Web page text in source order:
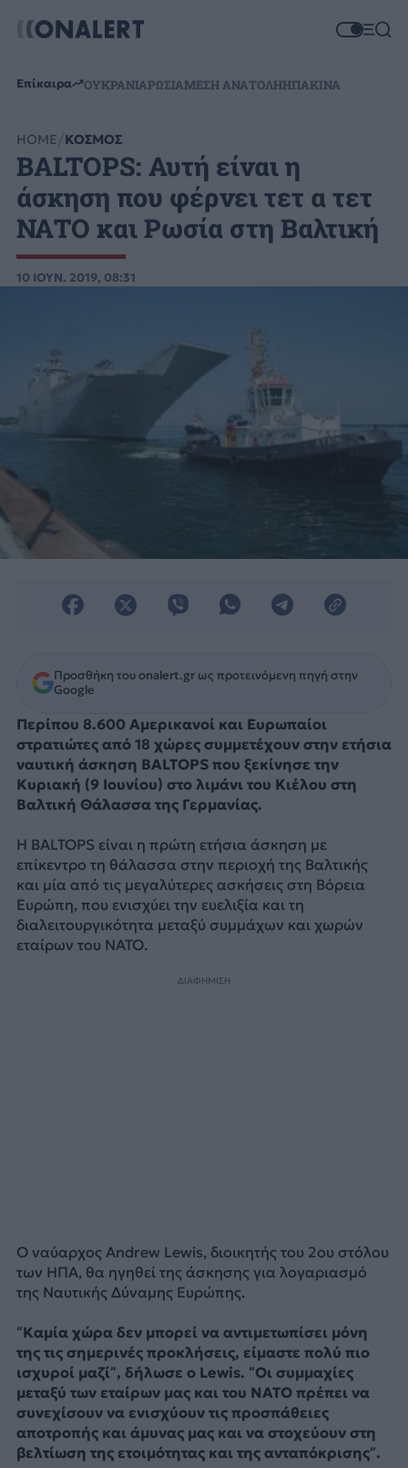
Επίκαιρα ΟΥΚΡΑΝΙΑΡΩΣΙΑΜΕΣΗ ΑΝΑΤΟΛΗΗΠΑΚΙΝΑ
HOME ΚΟΣΜΟΣ
BALTOPS: Αυτή είναι η
άσκηση που φέρνει τετ α τετ
ΝΑΤΟ και Ρωσία στη Βαλτική
10 ΙΟΥΝ. 2019, 08:31
Προσθήκη του onalert.gr ως προτεινόμενη πηγή στην
Google
Περίπου 8.600 Αμερικανοί και Ευρωπαίοι
στρατιώτες από 18 χώρες συμμετέχουν στην ετήσια
ναυτική άσκηση BALTOPS που ξεκίνησε την
Κυριακή (9 Ιουνίου) στο λιμάνι του Κιέλου στη
Βαλτική Θάλασσα της Γερμανίας.
Η BALTOPS είναι η πρώτη ετήσια άσκηση με
επίκεντρο τη θάλασσα στην περιοχή της Βαλτικής
και μία από τις μεγαλύτερες ασκήσεις στη Βόρεια
Ευρώπη, που ενισχύει την ευελιξία και τη
διαλειτουργικότητα μεταξύ συμμάχων και χωρών
εταίρων του ΝΑΤΟ.
ΔΙΑΦΗΜΙΣΗ
Ο ναύαρχος Andrew Lewis, διοικητής του 2ου στόλου
των ΗΠΑ, θα ηγηθεί της άσκησης για λογαριασμό
της Ναυτικής Δύναμης Ευρώπης.
“Καμία χώρα δεν μπορεί να αντιμετωπίσει μόνη
της τις σημερινές προκλήσεις, είμαστε πολύ πιο
ισχυροί μαζί”, δήλωσε ο Lewis. “Οι συμμαχίες
μεταξύ των εταίρων μας και του ΝΑΤΟ πρέπει να
συνεχίσουν να ενισχύουν τις προσπάθειες
αποτροπής και άμυνας μας και να στοχεύουν στη
βελτίωση της ετοιμότητας και της ανταπόκρισης”.